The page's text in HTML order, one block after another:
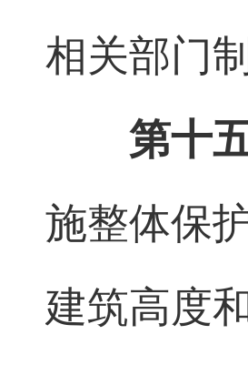
相关部门
第十
施整体保
建筑高度